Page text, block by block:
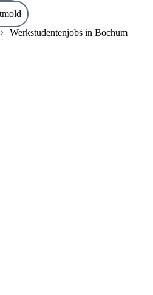
Werkstudentenjobs in Bochum